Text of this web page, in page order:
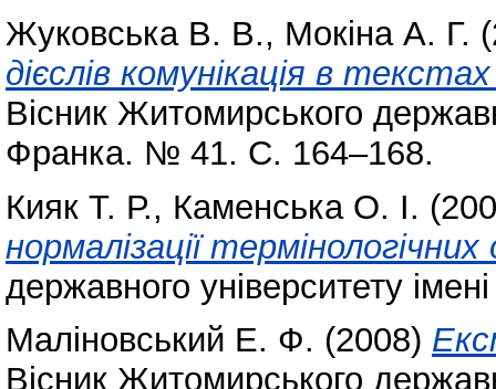
Жуковська В. В., Мокіна А. Г.
дієслів комунікація в
Вісник Житомирського
Франка. № 41. С. 164–168.
Кияк Т. Р., Каменська О. І.
нормалізації
державного університету
Маліновський Е. Ф. (2008)
Вісник Житомирського